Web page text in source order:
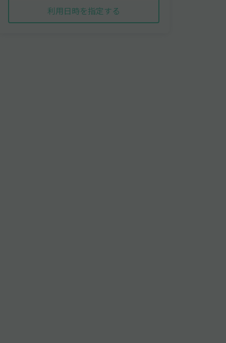
利用日時を指定する